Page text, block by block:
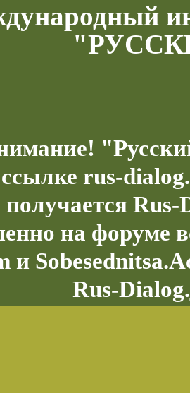
rus-
получается Rus-
на форуме
и
Rus-Dialog.